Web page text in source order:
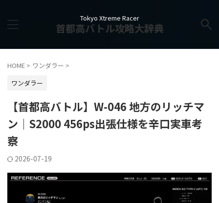
Tokyo Xtreme Racer
首都高バトル攻略大辞典
HOME > ワンダラー >
ワンダラー
【首都高バトル】W-046 地方のリッチマ
ン｜S2000 456ps出張仕様を辛口実車考
察
2026-07-19